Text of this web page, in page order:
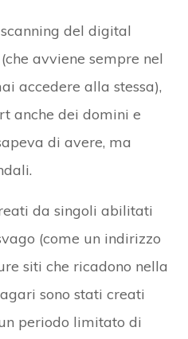
del digital
avviene sempre nel
accedere alla stessa),
anche dei domini e
di avere, ma
da singoli abilitati
(come un indirizzo
siti che ricadono nella
sono stati creati
periodo limitato di